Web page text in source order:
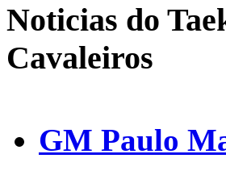
Noticias do
Cavaleiros
GM Paulo